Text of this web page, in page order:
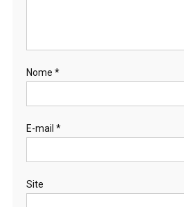
Nome *
E-mail *
Site